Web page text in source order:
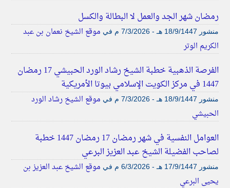
رمضان شهر الجد والعمل لا البطالة والكسل
منشور في موقع الشيخ نعمان بن عبد
الكريم الوتر
الفرصة الذهبية خطبة الشيخ رشاد الورد الحبيشي 17 رمضان
1447 في مركز الكويت الإسلامي بيوتا الأمريكية
منشور في موقع الشيخ رشاد الورد
الحبيشي
العوامل النفسية في شهر رمضان 17 رمضان 1447 خطبة
لصاحب الفضيلة الشيخ عبد العزيز البرعي
منشور في موقع الشيخ عبد العزيز بن
يحيى البرعي